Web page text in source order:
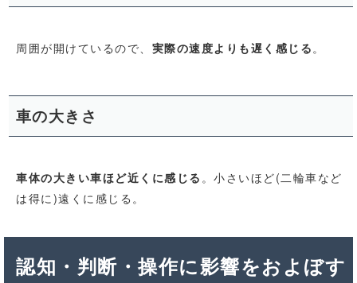
周囲が開けているので、 実際の速度よりも遅く感じる 。
車の大きさ
車体の大きい車ほど近くに感じる 。小さいほど(二輪車など
は得に)遠くに感じる。
認知・判断・操作に影響をおよぼす